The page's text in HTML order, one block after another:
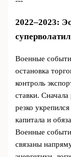
2022–2023:
Военные
остановка
контроль
ставки.
резко
капитала и
Военные
связаны